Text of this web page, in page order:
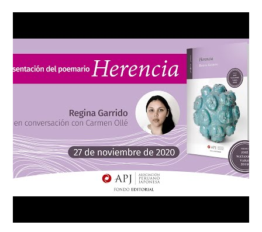
Museo de la Inmigración Japonesa
Fondo Editorial
Teatro Peruano Japonés